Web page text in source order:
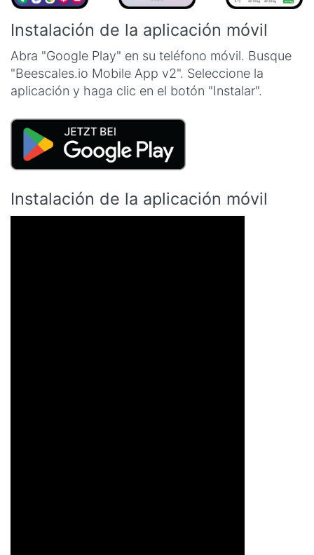
Instalación de la aplicación móvil
Abra "Google Play" en su teléfono móvil. Busque
"Beescales.io Mobile App v2". Seleccione la
aplicación y haga clic en el botón "Instalar".
Instalación de la aplicación móvil